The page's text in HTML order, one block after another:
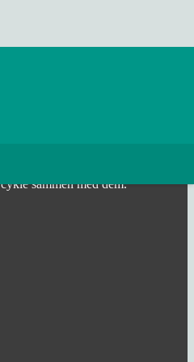
sammen med dem.